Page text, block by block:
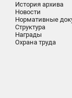
История архива
Новости
Нормативные
Структура
Награды
Охрана труда